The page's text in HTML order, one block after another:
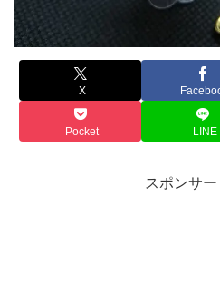
X
Pocket LINE
スポンサー